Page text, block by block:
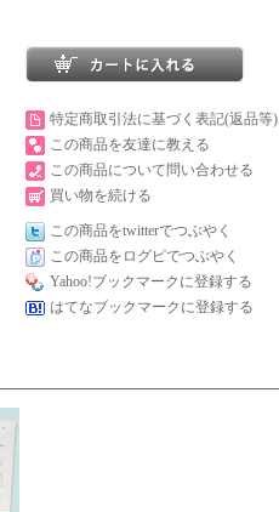
特定商取引法に基づく表記(返品等)
この商品を友達に教える
この商品について問い合わせる
買い物を続ける
この商品をtwitterでつぶやく
この商品をログピでつぶやく
Yahoo!ブックマークに登録する
はてなブックマークに登録する